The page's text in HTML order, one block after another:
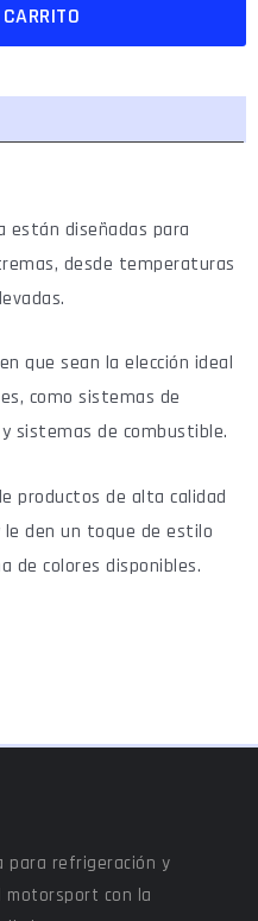
están diseñadas para
desde temperaturas
que sean la elección ideal
como sistemas de
sistemas de combustible.
productos de alta calidad
den un toque de estilo
de colores disponibles.
para refrigeración y
con la